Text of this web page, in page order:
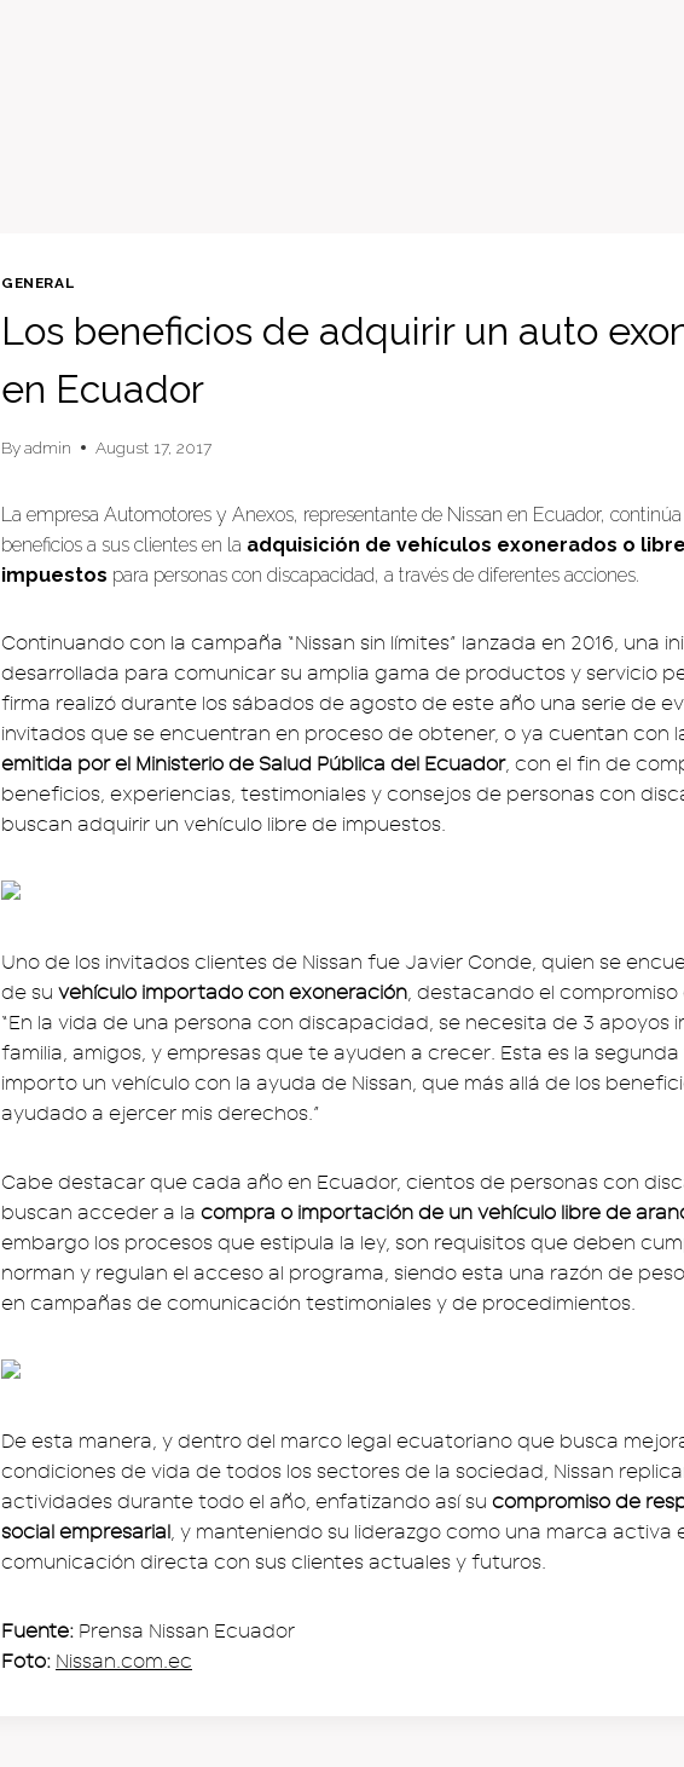
GENERAL
Los beneficios de adquirir un auto
en Ecuador
Byadmin August 17, 2017
La empresa Automotores y Anexos, representante de Nissan en Ecuador,
beneficios a sus clientes en la adquisición de vehículos exonerados o
impuestos para personas con discapacidad, a través de diferentes acciones.
Continuando con la campaña “Nissan sin límites” lanzada en 2016, una
desarrollada para comunicar su amplia gama de productos y servicio
firma realizó durante los sábados de agosto de este año una serie de
invitados que se encuentran en proceso de obtener, o ya cuentan con
emitida por el Ministerio de Salud Pública del Ecuador, con el fin de
beneficios, experiencias, testimoniales y consejos de personas con
buscan adquirir un vehículo libre de impuestos.
Uno de los invitados clientes de Nissan fue Javier Conde, quien se
de su vehículo importado con exoneración, destacando el compromiso
“En la vida de una persona con discapacidad, se necesita de 3 apoyos
familia, amigos, y empresas que te ayuden a crecer. Esta es la segunda
importo un vehículo con la ayuda de Nissan, que más allá de los
ayudado a ejercer mis derechos.”
Cabe destacar que cada año en Ecuador, cientos de personas con
buscan acceder a la compra o importación de un vehículo libre de
embargo los procesos que estipula la ley, son requisitos que deben
norman y regulan el acceso al programa, siendo esta una razón de
en campañas de comunicación testimoniales y de procedimientos.
De esta manera, y dentro del marco legal ecuatoriano que busca
condiciones de vida de todos los sectores de la sociedad, Nissan
actividades durante todo el año, enfatizando así su compromiso de
social empresarial, y manteniendo su liderazgo como una marca activa
comunicación directa con sus clientes actuales y futuros.
Fuente: Prensa Nissan Ecuador
Foto: Nissan.com.ec